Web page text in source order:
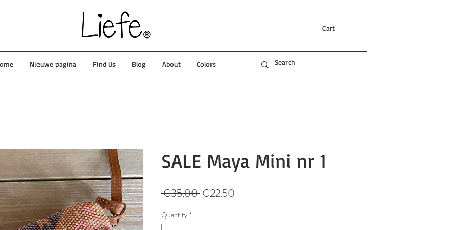
Cart
Nieuwe pagina Find Us Blog About Colors
SALE Maya Mini nr 1
€35.00 Regular
€22.50
Quantity *